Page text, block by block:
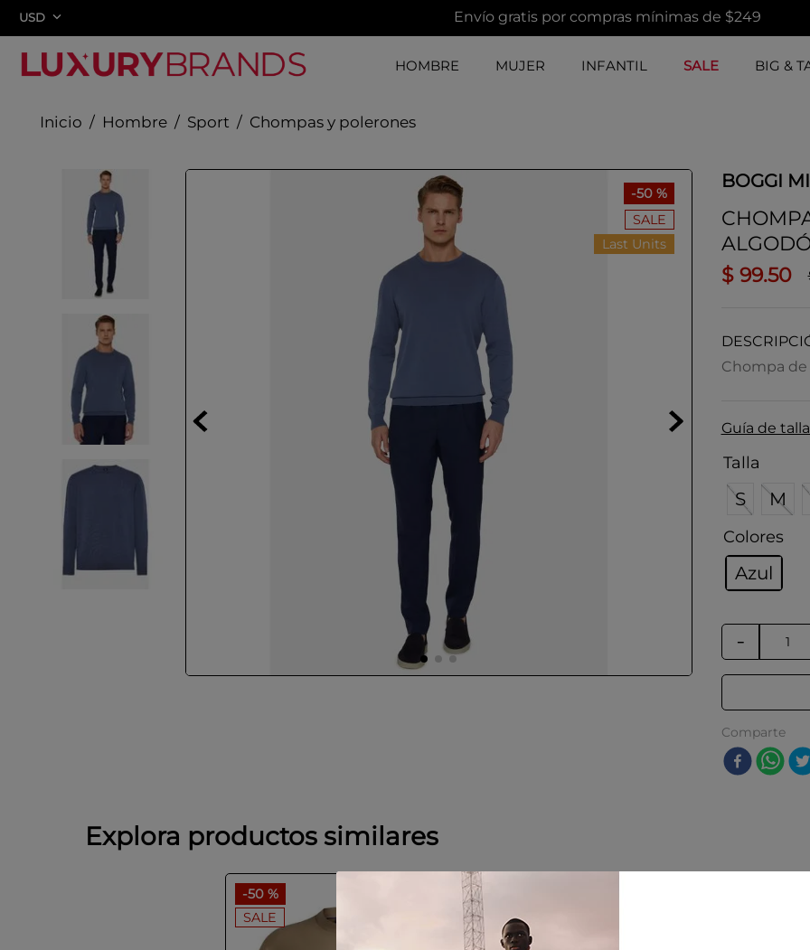
Envío gratis por compras mínimas de $249
USD
HOMBRE MUJER INFANTIL SALE BIG &
Hombre Sport Chompas y polerones
-50 %
SALE
Last Units
BOGGI
$ 99.50
Chompa
Guía de
Talla
S M
Colores
Azul
－
Comparte
Explora productos similares
-50 %
SALE